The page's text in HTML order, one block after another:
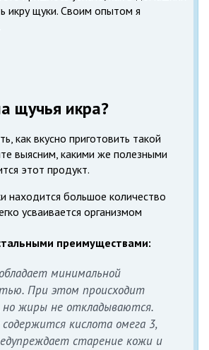
икру щуки. Своим опытом я
щучья икра?
как вкусно приготовить такой
выясним, какими же полезными
этот продукт.
находится большое количество
усваивается организмом
преимуществами:
минимальной
При этом происходит
но жиры не откладываются.
кислота омега 3,
старение кожи и